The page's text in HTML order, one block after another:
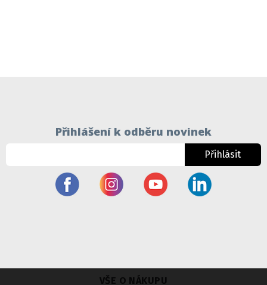
Přihlášení k odběru novinek
Přihlásit
VŠE O NÁKUPU